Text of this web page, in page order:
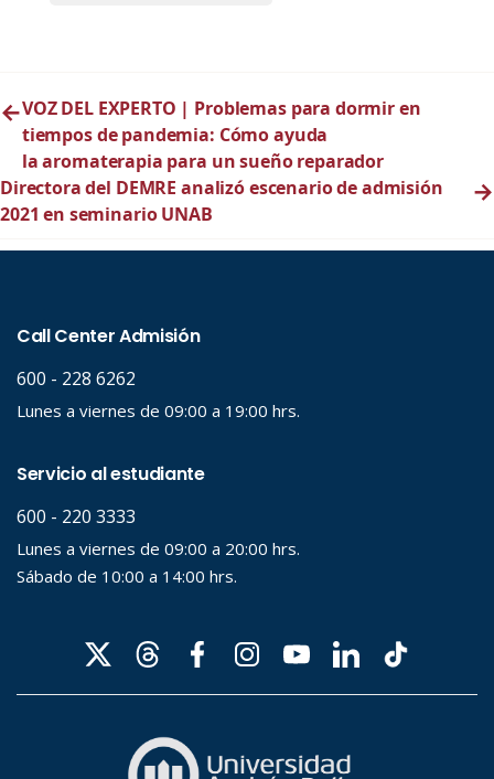
←VOZ DEL EXPERTO | Problemas para dormir en
tiempos de pandemia: Cómo ayuda
la aromaterapia para un sueño reparador
Directora del DEMRE analizó escenario de admisión
2021 en seminario UNAB
→